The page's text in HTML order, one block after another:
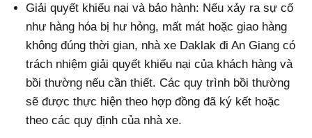
Giải quyết khiếu nại và bảo hành: Nếu xảy ra sự cố
như hàng hóa bị hư hỏng, mất mát hoặc giao hàng
không đúng thời gian, nhà xe Daklak đi An Giang có
trách nhiệm giải quyết khiếu nại của khách hàng và
bồi thường nếu cần thiết. Các quy trình bồi thường
sẽ được thực hiện theo hợp đồng đã ký kết hoặc
theo các quy định của nhà xe.